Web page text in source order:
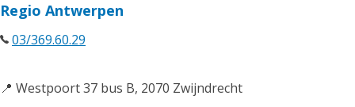
Regio Antwerpen
03/369.60.29
📍 Westpoort 37 bus B, 2070 Zwijndrecht